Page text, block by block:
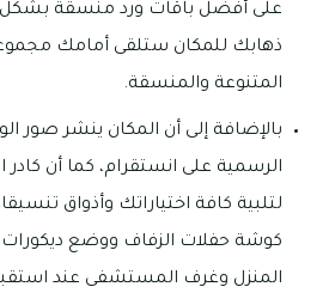
على أفضل باقات ورد منسقة بشكل
ذهابك للمكان ستلقى أمامك
المتنوعة والمنسقة.
بالإضافة إلى أن المكان ينشر صور
الرسمية على انستقرام، كما أن
لتلبية كافة اختياراتك وأذواق
كوشة حفلات الزفاف ووضع ديكورات
المنزل وغرف المستشفى عند